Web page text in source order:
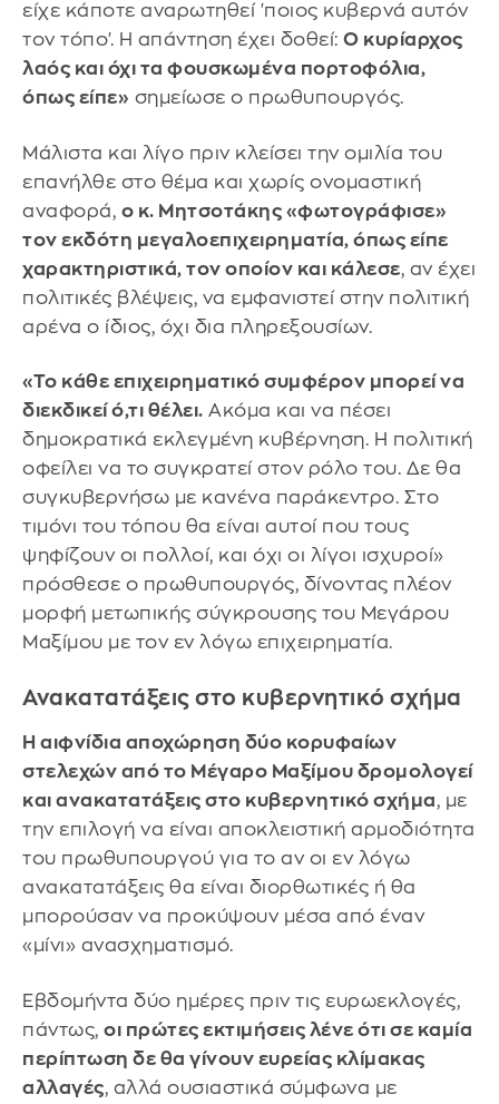
είχε κάποτε αναρωτηθεί 'ποιος κυβερνά αυτόν
τον τόπο'. Η απάντηση έχει δοθεί: Ο κυρίαρχος
λαός και όχι τα φουσκωμένα πορτοφόλια,
όπως είπε» σημείωσε ο πρωθυπουργός.
Μάλιστα και λίγο πριν κλείσει την ομιλία του
επανήλθε στο θέμα και χωρίς ονομαστική
αναφορά, ο κ. Μητσοτάκης «φωτογράφισε»
τον εκδότη μεγαλοεπιχειρηματία, όπως είπε
χαρακτηριστικά, τον οποίον και κάλεσε, αν έχει
πολιτικές βλέψεις, να εμφανιστεί στην πολιτική
αρένα ο ίδιος, όχι δια πληρεξουσίων.
«Το κάθε επιχειρηματικό συμφέρον μπορεί να
διεκδικεί ό,τι θέλει. Ακόμα και να πέσει
δημοκρατικά εκλεγμένη κυβέρνηση. Η πολιτική
οφείλει να το συγκρατεί στον ρόλο του. Δε θα
συγκυβερνήσω με κανένα παράκεντρο. Στο
τιμόνι του τόπου θα είναι αυτοί που τους
ψηφίζουν οι πολλοί, και όχι οι λίγοι ισχυροί»
πρόσθεσε ο πρωθυπουργός, δίνοντας πλέον
μορφή μετωπικής σύγκρουσης του Μεγάρου
Μαξίμου με τον εν λόγω επιχειρηματία.
Ανακατατάξεις στο κυβερνητικό σχήμα
Η αιφνίδια αποχώρηση δύο κορυφαίων
στελεχών από το Μέγαρο Μαξίμου δρομολογεί
και ανακατατάξεις στο κυβερνητικό σχήμα, με
την επιλογή να είναι αποκλειστική αρμοδιότητα
του πρωθυπουργού για το αν οι εν λόγω
ανακατατάξεις θα είναι διορθωτικές ή θα
μπορούσαν να προκύψουν μέσα από έναν
«μίνι» ανασχηματισμό.
Εβδομήντα δύο ημέρες πριν τις ευρωεκλογές,
πάντως, οι πρώτες εκτιμήσεις λένε ότι σε καμία
περίπτωση δε θα γίνουν ευρείας κλίμακας
αλλαγές, αλλά ουσιαστικά σύμφωνα με